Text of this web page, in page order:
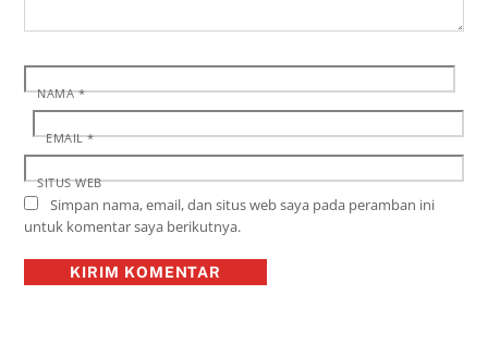
NAMA*
EMAIL*
SITUS WEB
Simpan nama, email, dan situs web saya pada peramban ini
untuk komentar saya berikutnya.